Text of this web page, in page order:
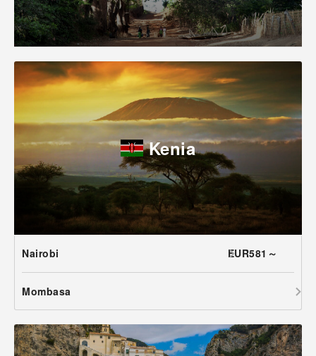
Kenia
Nairobi EUR581～
Mombasa